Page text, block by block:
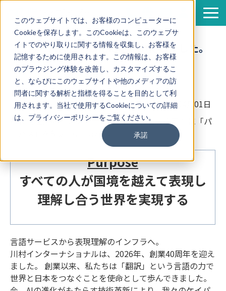
このウェブサイトでは、お客様のコンピューターに
Cookieを保存します。このCookieは、このウェブサ
イトでのやり取りに関する情報を収集し、お客様を
記憶するために使用されます。この情報は、お客様
のブラウジング体験を改善し、カスタマイズするこ
と、ならびにこのウェブサイトや他のメディアの訪
問者に関する解析と指標を得ることを目的として利
用されます。当社で使用するCookieについての詳細
は、プライバシーポリシーをご覧ください。
承諾
サービス
導入事例
資料一覧
セミナー情報
企業情報
翻訳ブログ
「パーパス」を新たに制定いたしました。
2026年04月01日
株式会社川村インターナショナルは、この度新たに「パ
ーパス」を制定いたしました。
Purpose
すべての人が国境を越えて表現し
理解し合う世界を実現する
言語サービスから表現理解のインフラへ。
川村インターナショナルは、2026年、創業40周年を迎え
ました。 創業以来、私たちは「翻訳」という言語の力で
世界と日本をつなぐことを使命として歩んできました。